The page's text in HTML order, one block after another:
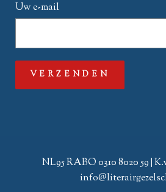
Uw e-mail
NL95 RABO 0310 8020 59 |